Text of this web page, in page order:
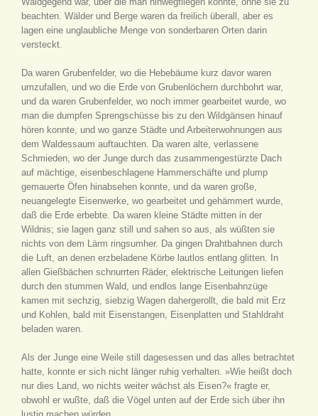
beachten. Wälder und Berge waren da freilich überall, aber es
lagen eine unglaubliche Menge von sonderbaren Orten darin
versteckt.
Da waren Grubenfelder, wo die Hebebäume kurz davor waren
umzufallen, und wo die Erde von Grubenlöchern durchbohrt war,
und da waren Grubenfelder, wo noch immer gearbeitet wurde, wo
man die dumpfen Sprengschüsse bis zu den Wildgänsen hinauf
hören konnte, und wo ganze Städte und Arbeiterwohnungen aus
dem Waldessaum auftauchten. Da waren alte, verlassene
Schmieden, wo der Junge durch das zusammengestürzte Dach
auf mächtige, eisenbeschlagene Hammerschäfte und plump
gemauerte Öfen hinabsehen konnte, und da waren große,
neuangelegte Eisenwerke, wo gearbeitet und gehämmert wurde,
daß die Erde erbebte. Da waren kleine Städte mitten in der
Wildnis; sie lagen ganz still und sahen so aus, als wüßten sie
nichts von dem Lärm ringsumher. Da gingen Drahtbahnen durch
die Luft, an denen erzbeladene Körbe lautlos entlang glitten. In
allen Gießbächen schnurrten Räder, elektrische Leitungen liefen
durch den stummen Wald, und endlos lange Eisenbahnzüge
kamen mit sechzig, siebzig Wagen dahergerollt, die bald mit Erz
und Kohlen, bald mit Eisenstangen, Eisenplatten und Stahldraht
beladen waren.
Als der Junge eine Weile still dagesessen und das alles betrachtet
hatte, konnte er sich nicht länger ruhig verhalten. »Wie heißt doch
nur dies Land, wo nichts weiter wächst als Eisen?« fragte er,
obwohl er wußte, daß die Vögel unten auf der Erde sich über ihn